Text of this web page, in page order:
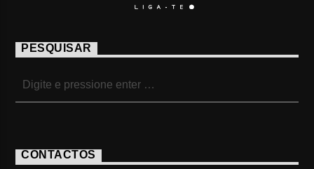
PESQUISAR
CONTACTOS